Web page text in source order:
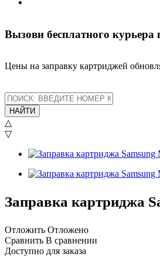
Вызови бесплатного курьера
Цены на заправку картриджей
НАЙТИ
△
▽
Заправка картриджа
Отложить Отложено
Сравнить В сравнении
Доступно для заказа